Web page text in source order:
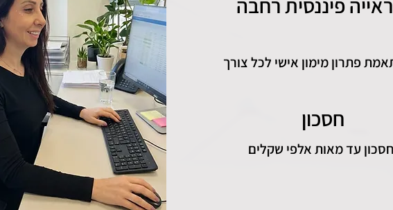
ראייה פיננסית רחבה
פתרון מימון אישי לכל צורך
חסכון
חסכון עד מאות אלפי שקלים